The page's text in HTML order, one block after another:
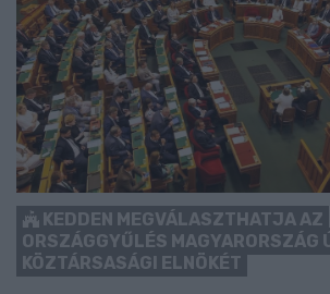
KEDDEN MEGVÁLASZTHATJA AZ
ORSZÁGGYŰLÉS MAGYARORSZÁG
KÖZTÁRSASÁGI ELNÖKÉT